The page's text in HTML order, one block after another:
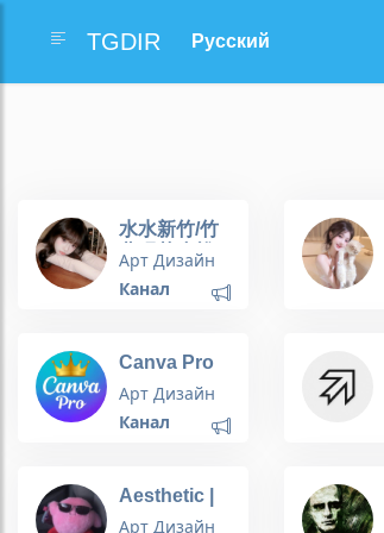
TGDIR
水水新竹/竹
北喝茶小棧
Арт Дизайн
Канал
Canva Pro
Free Invite
Арт Дизайн
Канал
Aesthetic |
эстетика
Арт Дизайн